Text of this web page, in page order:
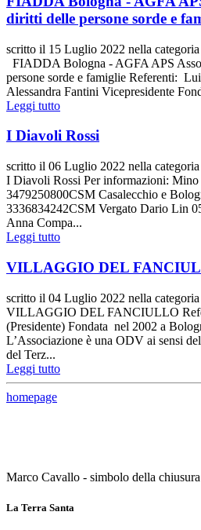
diritti delle persone sorde e
scritto il 15 Luglio 2022 nella categoria
FIADDA Bologna - AGFA APS
persone sorde e famiglie Referenti:
Alessandra Fantini Vicepresidente
Leggi tutto
I Diavoli Rossi
scritto il 06 Luglio 2022 nella categoria
I Diavoli Rossi Per informazioni: Mino
3479250800CSM Casalecchio e
3336834242CSM Vergato Dario Lin
Anna Compa...
Leggi tutto
VILLAGGIO DEL
scritto il 04 Luglio 2022 nella categoria
VILLAGGIO DEL FANCIULLO
(Presidente) Fondata nel 2002 a
L’Associazione è una ODV ai sensi
del Terz...
Leggi tutto
homepage
Marco Cavallo - simbolo della
La Terra Santa